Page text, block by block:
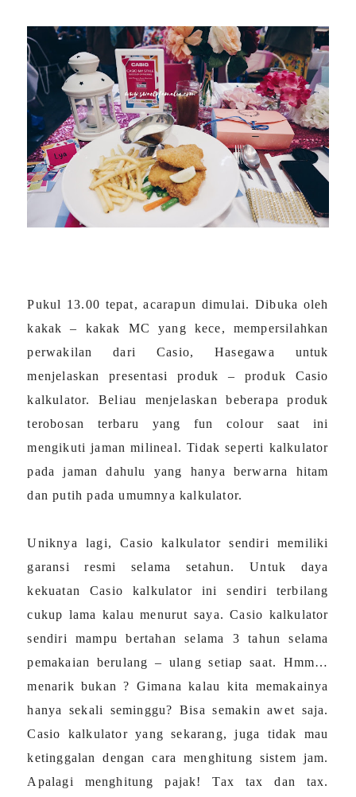
Pukul 13.00 tepat, acarapun dimulai. Dibuka oleh
kakak – kakak MC yang kece, mempersilahkan
perwakilan dari Casio, Hasegawa untuk
menjelaskan presentasi produk – produk Casio
kalkulator. Beliau menjelaskan beberapa produk
terobosan terbaru yang fun colour saat ini
mengikuti jaman milineal. Tidak seperti kalkulator
pada jaman dahulu yang hanya berwarna hitam
dan putih pada umumnya kalkulator.
Uniknya lagi, Casio kalkulator sendiri memiliki
garansi resmi selama setahun. Untuk daya
kekuatan Casio kalkulator ini sendiri terbilang
cukup lama kalau menurut saya. Casio kalkulator
sendiri mampu bertahan selama 3 tahun selama
pemakaian berulang – ulang setiap saat. Hmm…
menarik bukan ? Gimana kalau kita memakainya
hanya sekali seminggu? Bisa semakin awet saja.
Casio kalkulator yang sekarang, juga tidak mau
ketinggalan dengan cara menghitung sistem jam.
Apalagi menghitung pajak! Tax tax dan tax.